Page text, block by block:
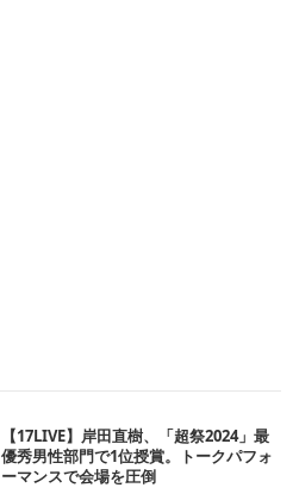
【17LIVE】岸田直樹、「超祭2024」最
優秀男性部門で1位授賞。トークパフォ
ーマンスで会場を圧倒